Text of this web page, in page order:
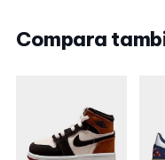
Compara